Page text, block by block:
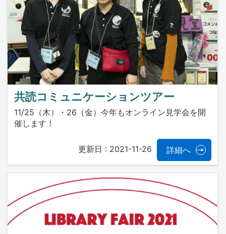
共読コミュニケーションツアー
11/25（木）・26（金）今年もオンライン見学会を開
催します！
更新日 : 2021-11-26 詳細へ